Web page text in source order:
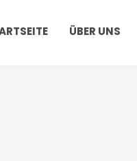
ÜBER UNS